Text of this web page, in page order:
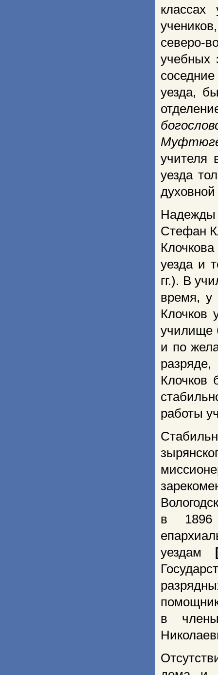
северо-
учебных
уезда,
учителя
уезда
Надежды
Стефан
уезда и
гг.). В
время, у
Клочков
училище
и по
Клочков
работы
в 1896
уездам
в